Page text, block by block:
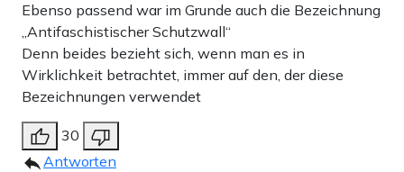
Ebenso passend war im Grunde auch die Bezeichnung
„Antifaschistischer Schutzwall“
Denn beides bezieht sich, wenn man es in
Wirklichkeit betrachtet, immer auf den, der diese
Bezeichnungen verwendet
30
Antworten